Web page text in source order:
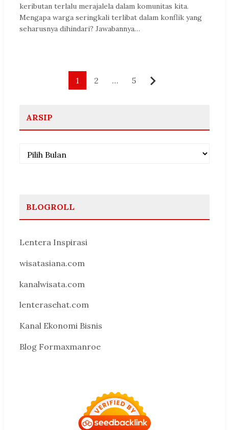
keributan terlalu merajalela dalam komunitas kita.
Mengapa warga seringkali terlibat dalam konflik yang
seharusnya dihindari? Jawabannya…
1 2 … 5
ARSIP
Arsip
BLOGROLL
Lentera Inspirasi
wisatasiana.com
kanalwisata.com
lenterasehat.com
Kanal Ekonomi Bisnis
Blog Formaxmanroe